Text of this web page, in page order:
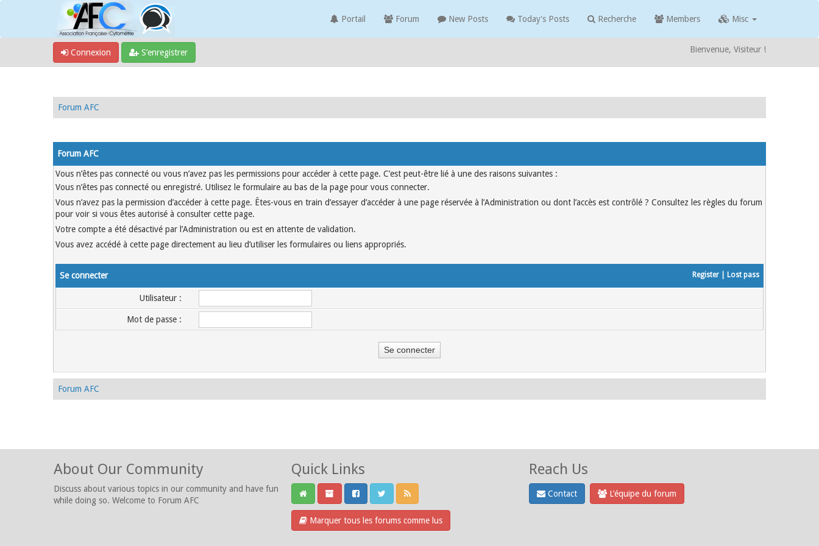
Portail Forum New Posts Today's Posts Recherche Members Misc
Connexion S’enregistrer Bienvenue, Visiteur !
Forum AFC
Forum AFC
Vous n’êtes pas connecté ou vous n’avez pas les permissions pour accéder à cette page. C’est peut-être lié à une des raisons suivantes :
Vous n’êtes pas connecté ou enregistré. Utilisez le formulaire au bas de la page pour vous connecter.
Vous n’avez pas la permission d’accéder à cette page. Êtes-vous en train d’essayer d’accéder à une page réservée à l’Administration ou dont l’accès est contrôlé ? Consultez les règles du forum
pour voir si vous êtes autorisé à consulter cette page.
Votre compte a été désactivé par l’Administration ou est en attente de validation.
Vous avez accédé à cette page directement au lieu d’utiliser les formulaires ou liens appropriés.
Se connecter Register Lost pass
Utilisateur :
Mot de passe :
Forum AFC
About Our Community
Discuss about various topics in our community and have fun
while doing so. Welcome to Forum AFC
Quick Links
Marquer tous les forums comme lus
Reach Us
Contact L’équipe du forum